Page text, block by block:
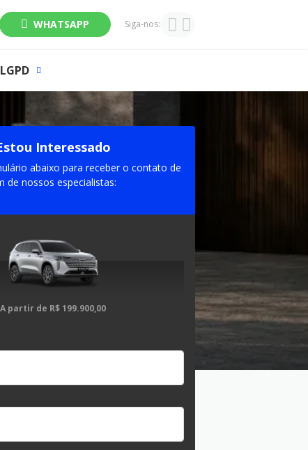
WHATSAPP Siga-nos:
LGPD
Interessado
abaixo para receber o contato de
de nossos especialistas:
A partir de R$ 199.900,00